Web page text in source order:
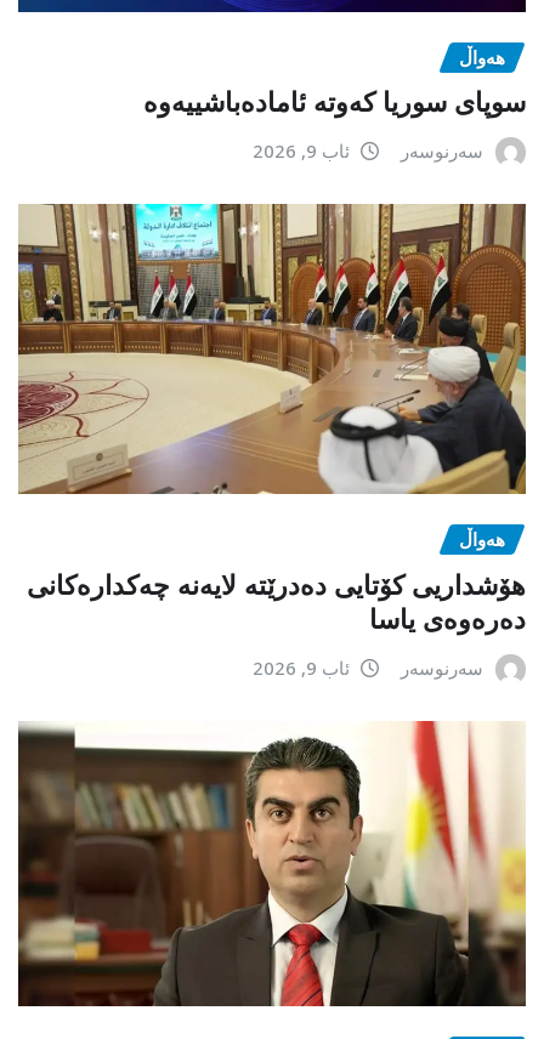
هەواڵ
سوپای سوریا کەوتە ئامادەباشییەوە
سەرنوسەر ئاب 9, 2026
هەواڵ
هۆشداریی کۆتایی دەدرێتە لایەنە چەکدارەکانی
دەرەوەی یاسا
سەرنوسەر ئاب 9, 2026